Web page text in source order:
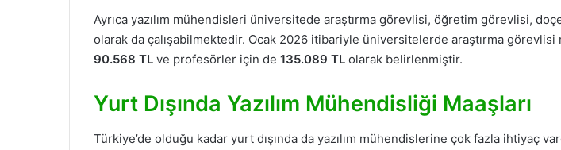
Ayrıca yazılım mühendisleri üniversitede araştırma görevlisi, öğretim görevlisi,
olarak da çalışabilmektedir. Ocak 2026 itibariyle üniversitelerde araştırma görevlisi
90.568 TL ve profesörler için de 135.089 TL olarak belirlenmiştir.
Yurt Dışında Yazılım Mühendisliği Maaşları
Türkiye’de olduğu kadar yurt dışında da yazılım mühendislerine çok fazla ihtiyaç